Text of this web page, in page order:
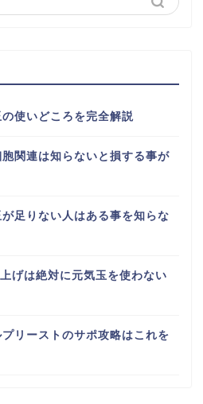
の使いどころを完全解説
胞関連は知らないと損する事が
が足りない人はある事を知らな
げは絶対に元気玉を使わない
プリーストのサポ攻略はこれを